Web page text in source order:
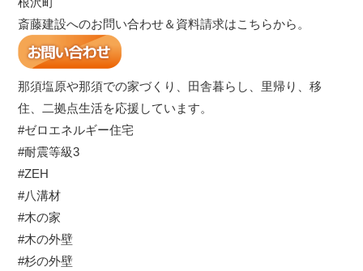
斎藤建設へのお問い合わせ＆資料請求はこちらから。
那須塩原や那須での家づくり、田舎暮らし、里帰り、移
住、二拠点生活を応援しています。
#ゼロエネルギー住宅
#耐震等級3
#ZEH
#八溝材
#木の家
#木の外壁
#杉の外壁